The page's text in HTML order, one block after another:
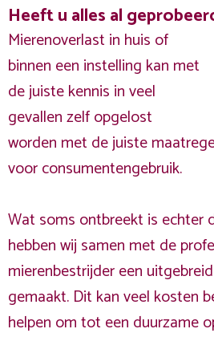
Heeft u alles al
Mierenoverlast in huis of
binnen een instelling kan met
de juiste kennis in veel
gevallen zelf opgelost
worden met de juiste
voor consumentengebruik.
Wat soms ontbreekt is echter
hebben wij samen met de
mierenbestrijder een
gemaakt. Dit kan veel kosten
helpen om tot een duurzame